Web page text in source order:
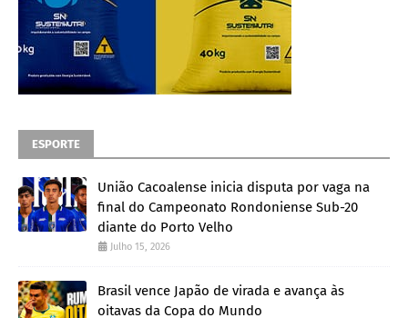
ESPORTE
União Cacoalense inicia disputa por vaga na
final do Campeonato Rondoniense Sub-20
diante do Porto Velho
Julho 15, 2026
Brasil vence Japão de virada e avança às
oitavas da Copa do Mundo